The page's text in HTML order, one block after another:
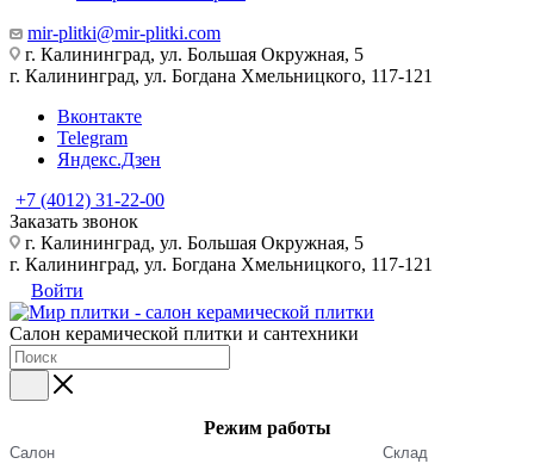
mir-plitki@mir-plitki.com
г. Калининград, ул. Большая Окружная, 5
г. Калининград, ул. Богдана Хмельницкого, 117-121
Вконтакте
Telegram
Яндекс.Дзен
+7 (4012) 31-22-00
Заказать звонок
г. Калининград, ул. Большая Окружная, 5
г. Калининград, ул. Богдана Хмельницкого, 117-121
Войти
Салон керамической плитки и сантехники
Режим работы
Салон Склад